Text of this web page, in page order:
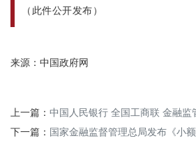
（此件公开发布）
来源：中国政府网
上一篇： 中国人民银行 全国工商联 金融
下一篇： 国家金融监督管理总局发布《小